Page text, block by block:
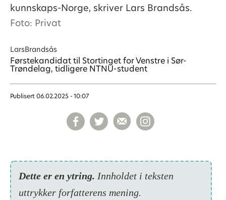
kunnskaps-Norge, skriver Lars Brandsås.
Foto: Privat
LarsBrandsås
Førstekandidat til Stortinget for Venstre i Sør-
Trøndelag, tidligere NTNU-student
Publisert 06.02.2025 - 10:07
Dette er en ytring. Inn­holdet i teksten
uttrykker forfatterens mening.